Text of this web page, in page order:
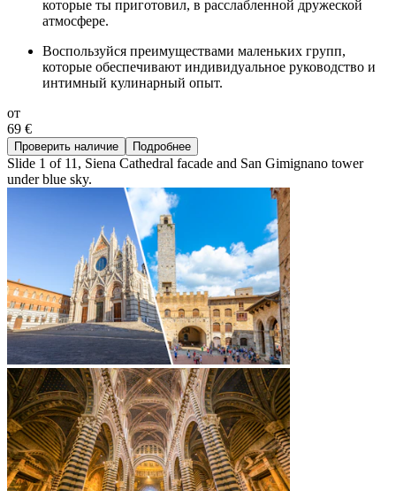
которые ты приготовил, в расслабленной дружеской
атмосфере.
Воспользуйся преимуществами маленьких групп,
которые обеспечивают индивидуальное руководство и
интимный кулинарный опыт.
от
69 €
Проверить наличие Подробнее
Slide 1 of 11, Siena Cathedral facade and San Gimignano tower
under blue sky.